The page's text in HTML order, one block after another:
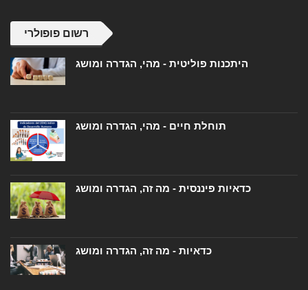
רשום פופולרי
היתכנות פוליטית - מהי, הגדרה ומושג
תוחלת חיים - מהי, הגדרה ומושג
כדאיות פיננסית - מה זה, הגדרה ומושג
כדאיות - מה זה, הגדרה ומושג